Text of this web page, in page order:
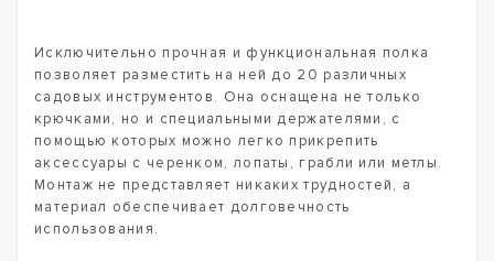
Исключительно прочная и функциональная полка
позволяет разместить на ней до 20 различных
садовых инструментов. Она оснащена не только
крючками, но и специальными держателями, с
помощью которых можно легко прикрепить
аксессуары с черенком, лопаты, грабли или метлы.
Монтаж не представляет никаких трудностей, а
материал обеспечивает долговечность
использования.